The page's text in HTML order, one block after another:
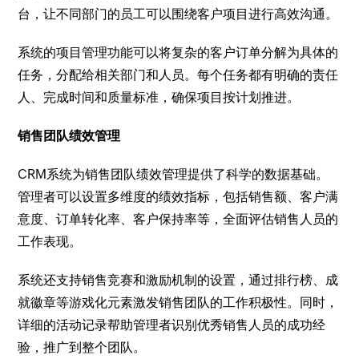
台，让不同部门的员工可以围绕客户项目进行高效沟通。
系统的项目管理功能可以将复杂的客户订单分解为具体的
任务，分配给相关部门和人员。每个任务都有明确的责任
人、完成时间和质量标准，确保项目按计划推进。
销售团队绩效管理
CRM系统为销售团队绩效管理提供了科学的数据基础。
管理者可以设置多维度的绩效指标，包括销售额、客户满
意度、订单转化率、客户保持率等，全面评估销售人员的
工作表现。
系统还支持销售竞赛和激励机制的设置，通过排行榜、成
就徽章等游戏化元素激发销售团队的工作积极性。同时，
详细的活动记录帮助管理者识别优秀销售人员的成功经
验，推广到整个团队。